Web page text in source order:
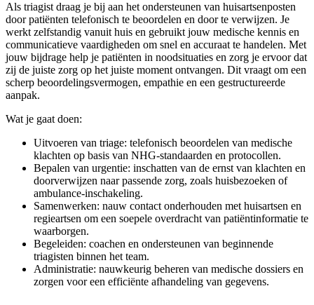
Als triagist draag je bij aan het ondersteunen van huisartsenposten
door patiënten telefonisch te beoordelen en door te verwijzen. Je
werkt zelfstandig vanuit huis en gebruikt jouw medische kennis en
communicatieve vaardigheden om snel en accuraat te handelen. Met
jouw bijdrage help je patiënten in noodsituaties en zorg je ervoor dat
zij de juiste zorg op het juiste moment ontvangen. Dit vraagt om een
scherp beoordelingsvermogen, empathie en een gestructureerde
aanpak.
Wat je gaat doen:
Uitvoeren van triage: telefonisch beoordelen van medische
klachten op basis van NHG-standaarden en protocollen.
Bepalen van urgentie: inschatten van de ernst van klachten en
doorverwijzen naar passende zorg, zoals huisbezoeken of
ambulance-inschakeling.
Samenwerken: nauw contact onderhouden met huisartsen en
regieartsen om een soepele overdracht van patiëntinformatie te
waarborgen.
Begeleiden: coachen en ondersteunen van beginnende
triagisten binnen het team.
Administratie: nauwkeurig beheren van medische dossiers en
zorgen voor een efficiënte afhandeling van gegevens.